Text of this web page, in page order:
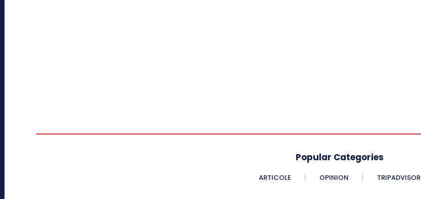
Popular Categories
ARTICOLE OPINION TRIPADVISOR